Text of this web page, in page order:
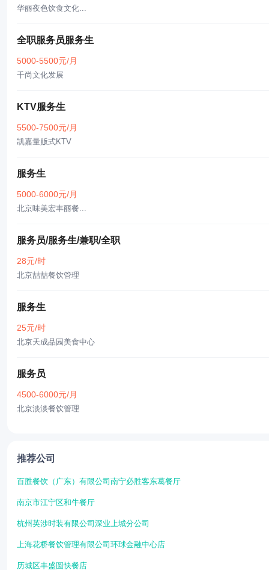
华丽夜色饮食文化...
全职服务员服务生
5000-5500元/月
千尚文化发展
KTV服务生
5500-7500元/月
凯嘉量贩式KTV
服务生
5000-6000元/月
北京味美宏丰丽餐...
服务员/服务生/兼职/全职
28元/时
北京喆喆餐饮管理
服务生
25元/时
北京天成品园美食中心
服务员
4500-6000元/月
北京淡淡餐饮管理
推荐公司
百胜餐饮（广东）有限公司南宁必胜客东葛餐厅
南京市江宁区和牛餐厅
杭州英涉时装有限公司深业上城分公司
上海花桥餐饮管理有限公司环球金融中心店
历城区丰盛圆快餐店